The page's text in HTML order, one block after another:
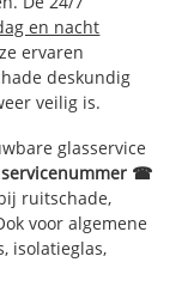
en nacht
ervaren
deskundig
veilig is.
glasservice
servicenummer ☎
ruitschade,
voor algemene
isolatieglas,